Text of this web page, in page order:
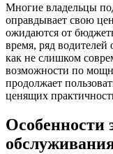
Многие владельцы
оправдывает свою
ожидаются от
время, ряд водителей
как не слишком
возможности по
продолжает
ценящих
Особенности